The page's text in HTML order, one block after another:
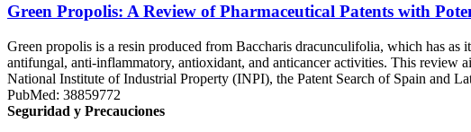
Green Propolis: A Review of Pharmaceutical Patents with
Green propolis is a resin produced from Baccharis dracunculifolia, which has
antifungal, anti-inflammatory, antioxidant, and anticancer activities. This review
National Institute of Industrial Property (INPI), the Patent Search of Spain and
PubMed: 38859772
Seguridad y Precauciones